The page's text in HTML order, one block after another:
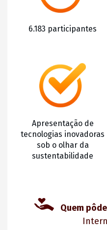
6.183 participantes
Apresentação de
tecnologias inovadoras
sob o olhar da
sustentabilidade
Quem